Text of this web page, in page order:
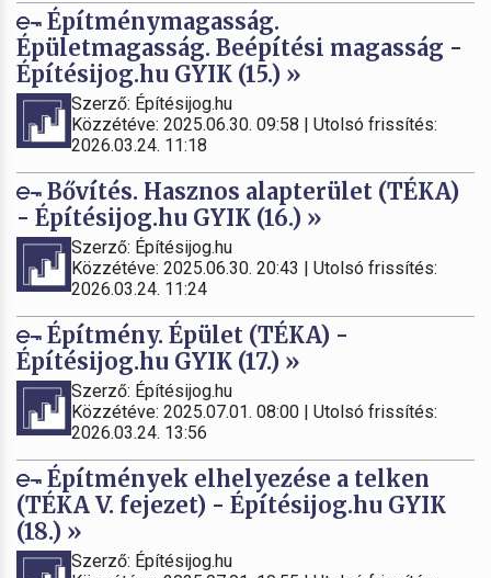
Építménymagasság.
Épületmagasság. Beépítési magasság -
Építésijog.hu GYIK (15.) »
Szerző: Építésijog.hu
Közzétéve: 2025.06.30. 09:58 | Utolsó frissítés:
2026.03.24. 11:18
Bővítés. Hasznos alapterület (TÉKA)
- Építésijog.hu GYIK (16.) »
Szerző: Építésijog.hu
Közzétéve: 2025.06.30. 20:43 | Utolsó frissítés:
2026.03.24. 11:24
Építmény. Épület (TÉKA) -
Építésijog.hu GYIK (17.) »
Szerző: Építésijog.hu
Közzétéve: 2025.07.01. 08:00 | Utolsó frissítés:
2026.03.24. 13:56
Építmények elhelyezése a telken
(TÉKA V. fejezet) - Építésijog.hu GYIK
(18.) »
Szerző: Építésijog.hu